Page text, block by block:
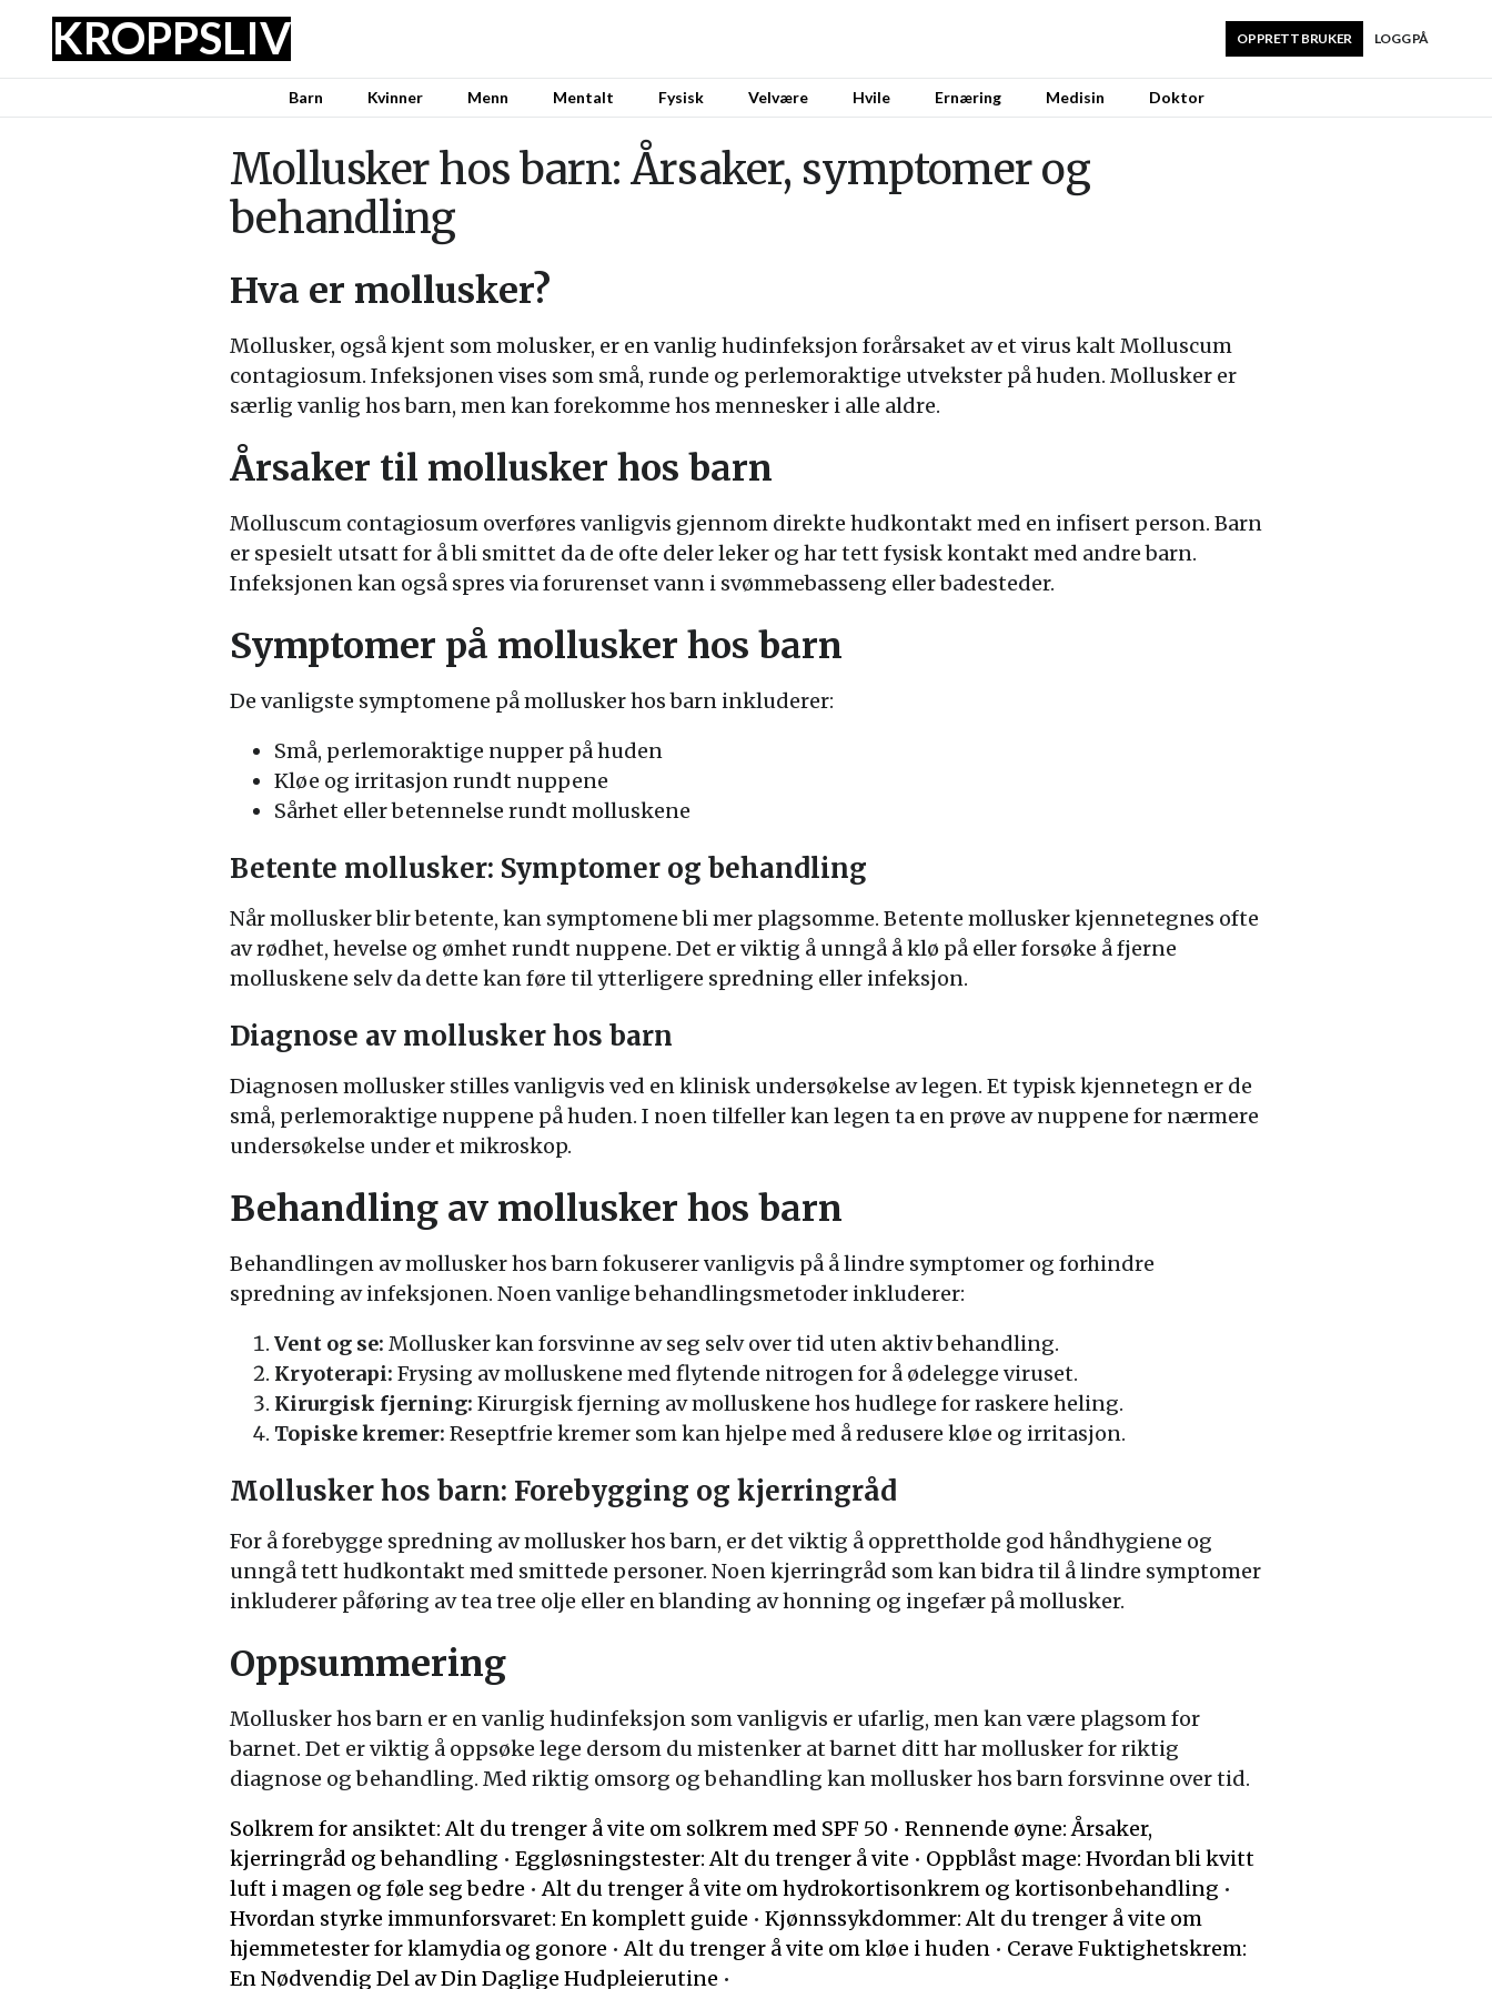
KROPPSLIV LOGG PÅ
OPPRETT BRUKER
Barn Kvinner Menn Mentalt Fysisk Velvære Hvile Ernæring Medisin Doktor
Mollusker hos barn: Årsaker, symptomer og
behandling
Hva er mollusker?
Mollusker, også kjent som molusker, er en vanlig hudinfeksjon forårsaket av et virus kalt Molluscum
contagiosum. Infeksjonen vises som små, runde og perlemoraktige utvekster på huden. Mollusker er
særlig vanlig hos barn, men kan forekomme hos mennesker i alle aldre.
Årsaker til mollusker hos barn
Molluscum contagiosum overføres vanligvis gjennom direkte hudkontakt med en infisert person. Barn
er spesielt utsatt for å bli smittet da de ofte deler leker og har tett fysisk kontakt med andre barn.
Infeksjonen kan også spres via forurenset vann i svømmebasseng eller badesteder.
Symptomer på mollusker hos barn
De vanligste symptomene på mollusker hos barn inkluderer:
Små, perlemoraktige nupper på huden
Kløe og irritasjon rundt nuppene
Sårhet eller betennelse rundt molluskene
Betente mollusker: Symptomer og behandling
Når mollusker blir betente, kan symptomene bli mer plagsomme. Betente mollusker kjennetegnes ofte
av rødhet, hevelse og ømhet rundt nuppene. Det er viktig å unngå å klø på eller forsøke å fjerne
molluskene selv da dette kan føre til ytterligere spredning eller infeksjon.
Diagnose av mollusker hos barn
Diagnosen mollusker stilles vanligvis ved en klinisk undersøkelse av legen. Et typisk kjennetegn er de
små, perlemoraktige nuppene på huden. I noen tilfeller kan legen ta en prøve av nuppene for nærmere
undersøkelse under et mikroskop.
Behandling av mollusker hos barn
Behandlingen av mollusker hos barn fokuserer vanligvis på å lindre symptomer og forhindre
spredning av infeksjonen. Noen vanlige behandlingsmetoder inkluderer:
Vent og se: Mollusker kan forsvinne av seg selv over tid uten aktiv behandling.
Kryoterapi: Frysing av molluskene med flytende nitrogen for å ødelegge viruset.
Kirurgisk fjerning: Kirurgisk fjerning av molluskene hos hudlege for raskere heling.
Topiske kremer: Reseptfrie kremer som kan hjelpe med å redusere kløe og irritasjon.
Mollusker hos barn: Forebygging og kjerringråd
For å forebygge spredning av mollusker hos barn, er det viktig å opprettholde god håndhygiene og
unngå tett hudkontakt med smittede personer. Noen kjerringråd som kan bidra til å lindre symptomer
inkluderer påføring av tea tree olje eller en blanding av honning og ingefær på mollusker.
Oppsummering
Mollusker hos barn er en vanlig hudinfeksjon som vanligvis er ufarlig, men kan være plagsom for
barnet. Det er viktig å oppsøke lege dersom du mistenker at barnet ditt har mollusker for riktig
diagnose og behandling. Med riktig omsorg og behandling kan mollusker hos barn forsvinne over tid.
Solkrem for ansiktet: Alt du trenger å vite om solkrem med SPF 50 • Rennende øyne: Årsaker,
kjerringråd og behandling • Eggløsningstester: Alt du trenger å vite • Oppblåst mage: Hvordan bli kvitt
luft i magen og føle seg bedre •Alt du trenger å vite om hydrokortisonkrem og kortisonbehandling •
Hvordan styrke immunforsvaret: En komplett guide • Kjønnssykdommer: Alt du trenger å vite om
hjemmetester for klamydia og gonore •Alt du trenger å vite om kløe i huden • Cerave Fuktighetskrem:
En Nødvendig Del av Din Daglige Hudpleierutine •